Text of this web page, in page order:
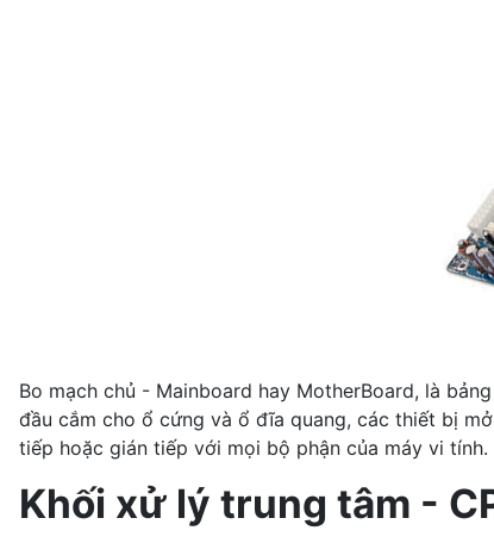
Bo mạch chủ - Mainboard hay MotherBoard, là
đầu cắm cho ổ cứng và ổ đĩa quang, các thiết bị
tiếp hoặc gián tiếp với mọi bộ phận của máy vi tính.
Khối xử lý trung tâm -